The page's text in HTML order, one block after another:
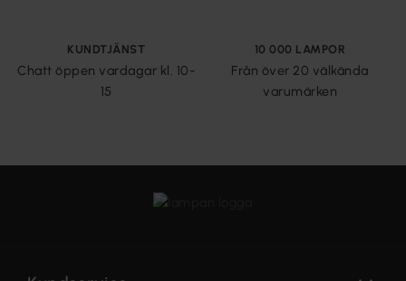
KUNDTJÄNST
Chatt öppen vardagar kl. 10-
15
10 000 LAMPOR
Från över 20 välkända
varumärken